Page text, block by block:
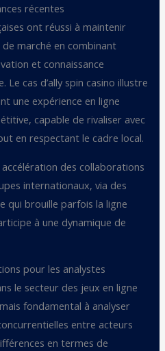
récentes
ont réussi à maintenir
marché en combinant
et connaissance
cas d’ally spin casino illustre
une expérience en ligne
capable de rivaliser avec
en respectant le cadre local.
des collaborations
internationaux, via des
qui brouille parfois la ligne
à une dynamique de
pour les analystes
le secteur des jeux en ligne
fondamental à analyser
entre acteurs
en termes de